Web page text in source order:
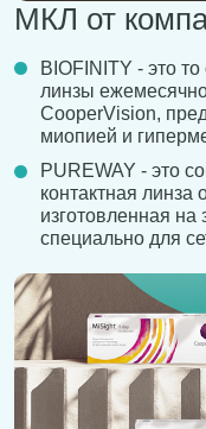
МКЛ от
BIOFINITY - это
линзы
CooperVision,
миопией и
PUREWAY - это
контактная
изготовленная
специально для